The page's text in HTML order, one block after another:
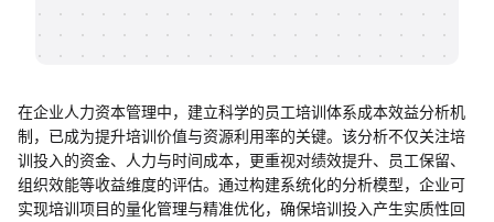
在企业人力资本管理中，建立科学的员工培训体系成本效益分析机
制，已成为提升培训价值与资源利用率的关键。该分析不仅关注培
训投入的资金、人力与时间成本，更重视对绩效提升、员工保留、
组织效能等收益维度的评估。通过构建系统化的分析模型，企业可
实现培训项目的量化管理与精准优化，确保培训投入产生实质性回